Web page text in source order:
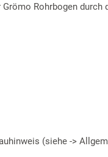
Rohrbogen durch
(siehe ->